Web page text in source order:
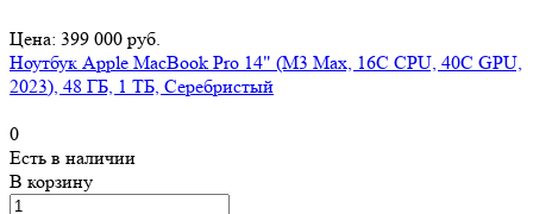
Цена: 399 000 руб.
Ноутбук Apple MacBook Pro 14" (M3 Max, 16C CPU, 40C GPU,
2023), 48 ГБ, 1 ТБ, Серебристый
0
Есть в наличии
В корзину